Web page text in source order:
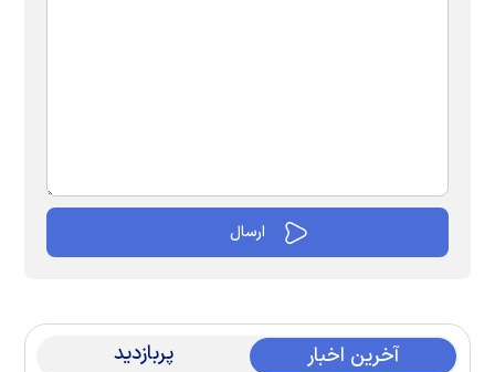
آخرین اخبار پربازدید